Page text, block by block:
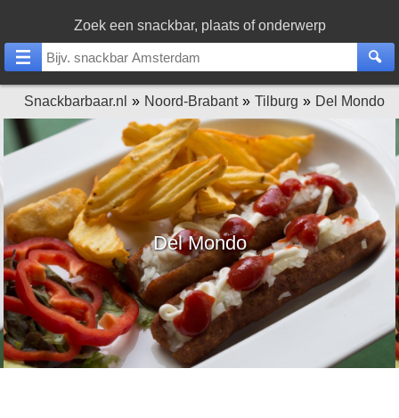
Zoek een snackbar, plaats of onderwerp
Snackbarbaar.nl Noord-Brabant Tilburg Del Mondo
Del Mondo